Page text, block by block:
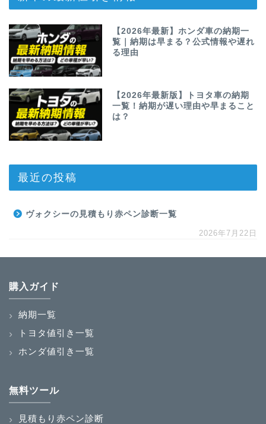
【2026年最新】ホンダ車の納期一
覧｜納期は早まる？公式情報や遅れ
る理由
【2026年最新版】トヨタ車の納期
一覧！納期が遅い理由や早まること
は？
最近の投稿
ヴォクシーの見積もり赤ペン診断一覧
2026年7月22日
購入ガイド
納期一覧
トヨタ値引き一覧
ホンダ値引き一覧
無料ツール
見積もり赤ペン診断